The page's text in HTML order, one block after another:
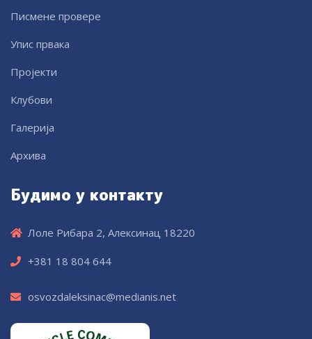
Писмене провере
Упис првака
Пројекти
Клубови
Галерија
Архива
Будимо у контакту
Лоле Рибара 2, Алексинац 18220
+381 18 804 644
osvozdaleksinac@medianis.net